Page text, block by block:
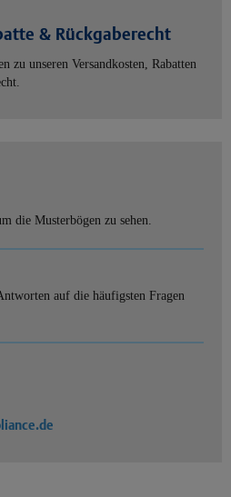
& Rückgaberecht
zu unseren Versandkosten, Rabatten
die Musterbögen zu sehen.
auf die häufigsten Fragen